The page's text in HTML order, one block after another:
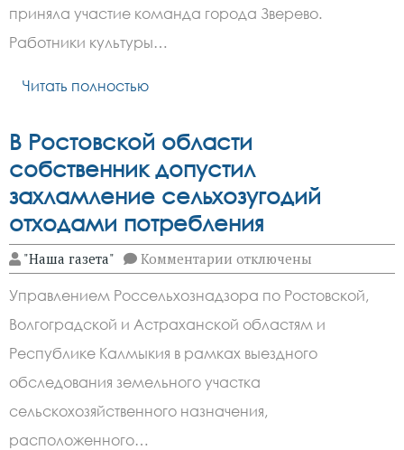
областном
слете
приняла участие команда города Зверево.
Работники культуры…
Читать полностью
В Ростовской области
собственник допустил
захламление сельхозугодий
отходами потребления
"Наша газета" Комментарии к
записи
Ростовской
области
собственник
допустил
захламление
сельхозугодий
потребления
отключены
Управлением Россельхознадзора по Ростовской,
Волгоградской и Астраханской областям и
Республике Калмыкия в рамках выездного
обследования земельного участка
сельскохозяйственного назначения,
расположенного…